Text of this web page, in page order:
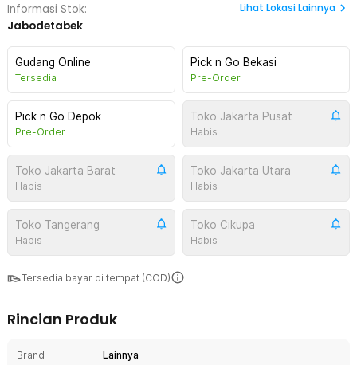
Informasi Stok:
Jabodetabek
Lihat Lokasi Lainnya
Gudang Online
Tersedia
Pick n Go Bekasi
Pre-Order
Pick n Go Depok
Pre-Order
Toko Jakarta Pusat
Habis
Toko Jakarta Barat
Habis
Toko Jakarta Utara
Habis
Toko Tangerang
Habis
Toko Cikupa
Habis
Tersedia bayar di tempat (COD)
Rincian Produk
Brand
Lainnya